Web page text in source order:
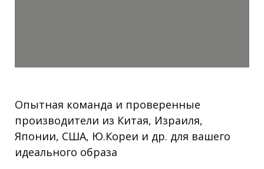
Опытная команда и проверенные
производители из Китая, Израиля,
Японии, США, Ю.Кореи и др. для вашего
идеального образа